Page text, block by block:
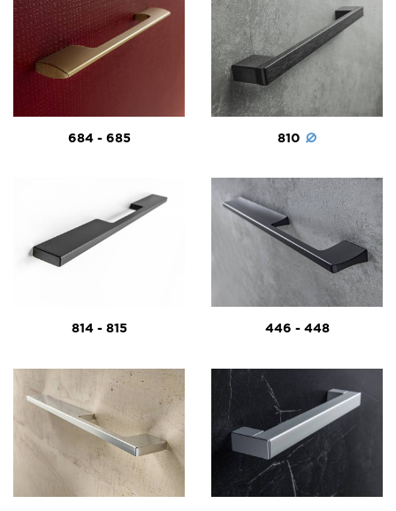
684 - 685 810
814 - 815 446 - 448